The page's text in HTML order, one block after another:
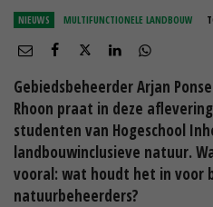
NIEUWS MULTIFUNCTIONELE LANDBOUW
Gebiedsbeheerder Arjan
Rhoon praat in deze
studenten van Hogeschool
landbouwinclusieve natuur.
vooral: wat houdt het in voor
natuurbeheerders?